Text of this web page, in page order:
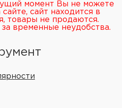
момент Вы не можете
сайт находится в
товары не продаются.
временные неудобства.